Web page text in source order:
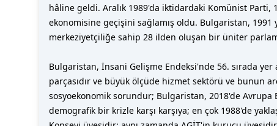
hâline geldi. Aralık 1989'da iktidardaki Komünist
ekonomisine geçişini sağlamış oldu. Bulgaristan,
merkeziyetçiliğe sahip 28 ilden oluşan bir üniter
Bulgaristan, İnsani Gelişme Endeksi'nde 56. sırada
parçasıdır ve büyük ölçüde hizmet sektörü ve bunun
sosyoekonomik sorundur; Bulgaristan, 2018'de
demografik bir krizle karşı karşıya; en çok 1988'de